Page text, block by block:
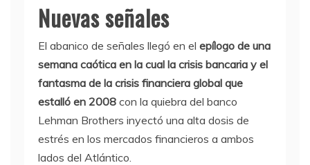
Nuevas señales
El abanico de señales llegó en el epílogo de una
semana caótica en la cual la crisis bancaria y el
fantasma de la crisis financiera global que
estalló en 2008 con la quiebra del banco
Lehman Brothers inyectó una alta dosis de
estrés en los mercados financieros a ambos
lados del Atlántico.